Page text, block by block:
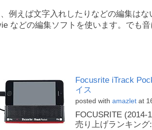
例えば文字入れしたりなどの編集は
などの編集ソフトを使います。でも
Focusrite iTrack
イス
posted with amazlet at
FOCUSRITE (2014-
売り上げランキング